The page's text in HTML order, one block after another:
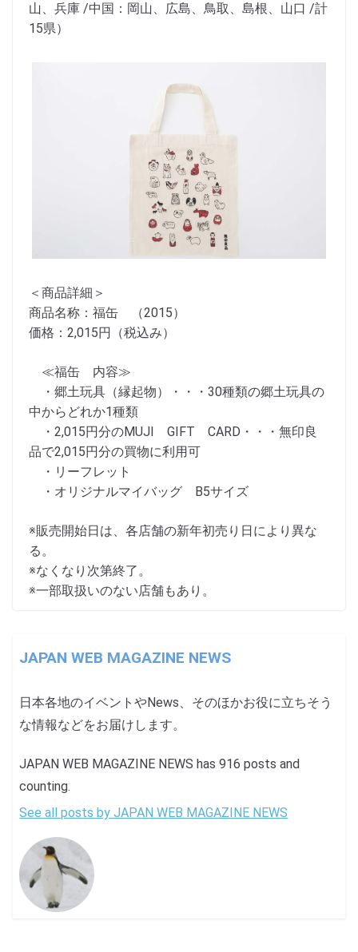
山、兵庫 /中国：岡山、広島、鳥取、島根、山口 /計
15県）
＜商品詳細＞
商品名称：福缶 （2015）
価格：2,015円（税込み）
≪福缶 内容≫
・郷土玩具（縁起物）・・・30種類の郷土玩具の
中からどれか1種類
・2,015円分のMUJI GIFT CARD・・・無印良
品で2,015円分の買物に利用可
・リーフレット
・オリジナルマイバッグ B5サイズ
※販売開始日は、各店舗の新年初売り日により異な
る。
※なくなり次第終了。
※一部取扱いのない店舗もあり。
JAPAN WEB MAGAZINE NEWS
日本各地のイベントやNews、そのほかお役に立ちそう
な情報などをお届けします。
JAPAN WEB MAGAZINE NEWS has 916 posts and
counting.
See all posts by JAPAN WEB MAGAZINE NEWS